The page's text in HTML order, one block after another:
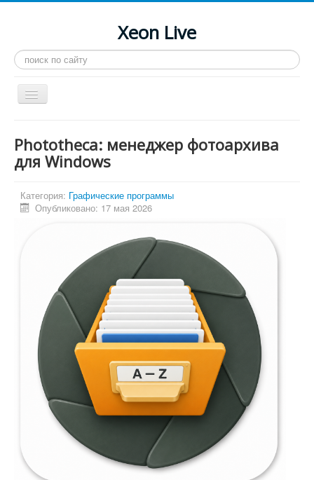
Xeon Live
Искать...
Toggle
Navigation
LGA 2011-3
Процессоры
Конференция
Системные программы
Софт
Phototheca: менеджер фотоархива
для Windows
Категория: Графические программы
Опубликовано: 17 мая 2026